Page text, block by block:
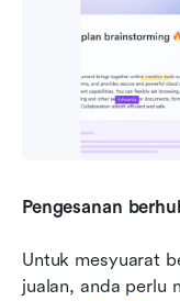
Pengesanan
Untuk mesyuarat
jualan, anda perlu